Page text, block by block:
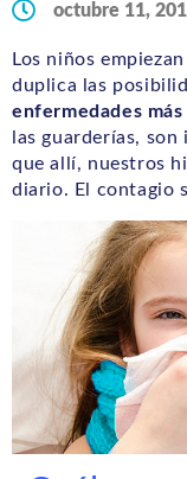
octubre 11,
Los niños
duplica las
enfermedades
las guarderías,
que allí, nuestros
diario. El contagio